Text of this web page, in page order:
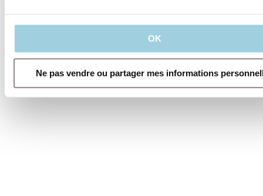
OK
Ne pas vendre ou partager mes informations